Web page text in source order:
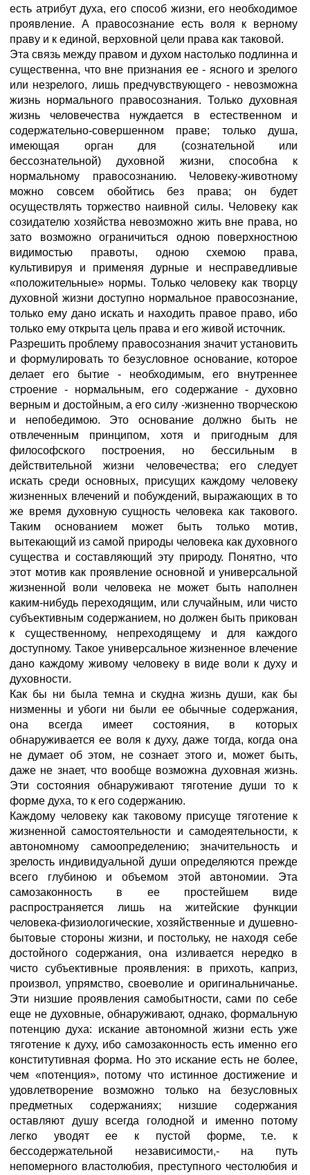
есть атрибут духа, его способ жизни, его необходимое
проявление. А правосознание есть воля к верному
праву и к единой, верховной цели права как таковой.
Эта связь между правом и духом настолько подлинна и
существенна, что вне признания ее - ясного и зрелого
или незрелого, лишь предчувствующего - невозможна
жизнь нормального правосознания. Только духовная
жизнь человечества нуждается в естественном и
содержательно-совершенном праве; только душа,
имеющая орган для (сознательной или
бессознательной) духовной жизни, способна к
нормальному правосознанию. Человеку-животному
можно совсем обойтись без права; он будет
осуществлять торжество наивной силы. Человеку как
созидателю хозяйства невозможно жить вне права, но
зато возможно ограничиться одною поверхностною
видимостью правоты, одною схемою права,
культивируя и применяя дурные и несправедливые
«положительные» нормы. Только человеку как творцу
духовной жизни доступно нормальное правосознание,
только ему дано искать и находить правое право, ибо
только ему открыта цель права и его живой источник.
Разрешить проблему правосознания значит установить
и формулировать то безусловное основание, которое
делает его бытие - необходимым, его внутреннее
строение - нормальным, его содержание - духовно
верным и достойным, а его силу -жизненно творческою
и непобедимою. Это основание должно быть не
отвлеченным принципом, хотя и пригодным для
философского построения, но бессильным в
действительной жизни человечества; его следует
искать среди основных, присущих каждому человеку
жизненных влечений и побуждений, выражающих в то
же время духовную сущность человека как такового.
Таким основанием может быть только мотив,
вытекающий из самой природы человека как духовного
существа и составляющий эту природу. Понятно, что
этот мотив как проявление основной и универсальной
жизненной воли человека не может быть наполнен
каким-нибудь переходящим, или случайным, или чисто
субъективным содержанием, но должен быть прикован
к существенному, непреходящему и для каждого
доступному. Такое универсальное жизненное влечение
дано каждому живому человеку в виде воли к духу и
духовности.
Как бы ни была темна и скудна жизнь души, как бы
низменны и убоги ни были ее обычные содержания,
она всегда имеет состояния, в которых
обнаруживается ее воля к духу, даже тогда, когда она
не думает об этом, не сознает этого и, может быть,
даже не знает, что вообще возможна духовная жизнь.
Эти состояния обнаруживают тяготение души то к
форме духа, то к его содержанию.
Каждому человеку как таковому присуще тяготение к
жизненной самостоятельности и самодеятельности, к
автономному самоопределению; значительность и
зрелость индивидуальной души определяются прежде
всего глубиною и объемом этой автономии. Эта
самозаконность в ее простейшем виде
распространяется лишь на житейские функции
человека-физиологические, хозяйственные и душевно-
бытовые стороны жизни, и постольку, не находя себе
достойного содержания, она изливается нередко в
чисто субъективные проявления: в прихоть, каприз,
произвол, упрямство, своеволие и оригинальничанье.
Эти низшие проявления самобытности, сами по себе
еще не духовные, обнаруживают, однако, формальную
потенцию духа: искание автономной жизни есть уже
тяготение к духу, ибо самозаконность есть именно его
конститутивная форма. Но это искание есть не более,
чем «потенция», потому что истинное достижение и
удовлетворение возможно только на безусловных
предметных содержаниях; низшие содержания
оставляют душу всегда голодной и именно потому
легко уводят ее к пустой форме, т.е. к
бессодержательной независимости,- на путь
непомерного властолюбия, преступного честолюбия и